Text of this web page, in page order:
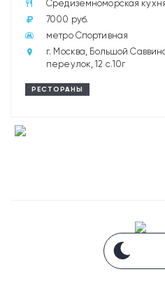
Средиземноморская
7000 руб.
метро Спортивная
г. Москва, Большой
переулок, 12 с.10г
РЕСТОРАНЫ